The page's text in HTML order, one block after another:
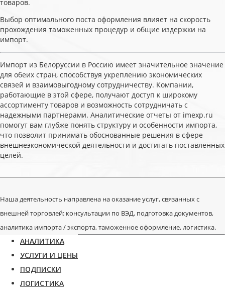
Выбор оптимального поста оформления влияет на скорость
прохождения таможенных процедур и общие издержки на
импорт.
Импорт из Белоруссии в Россию имеет значительное значение
для обеих стран, способствуя укреплению экономических
связей и взаимовыгодному сотрудничеству. Компании,
работающие в этой сфере, получают доступ к широкому
ассортименту товаров и возможность сотрудничать с
надежными партнерами. Аналитические отчеты от imexp.ru
помогут вам глубже понять структуру и особенности импорта,
что позволит принимать обоснованные решения в сфере
внешнеэкономической деятельности и достигать поставленных
целей.
Наша деятельность направлена на оказание услуг, связанных с
внешней торговлей: консультации по ВЭД, подготовка документов,
аналитика импорта / экспорта, таможенное оформление, логистика.
АНАЛИТИКА
УСЛУГИ И ЦЕНЫ
ПОДПИСКИ
ЛОГИСТИКА